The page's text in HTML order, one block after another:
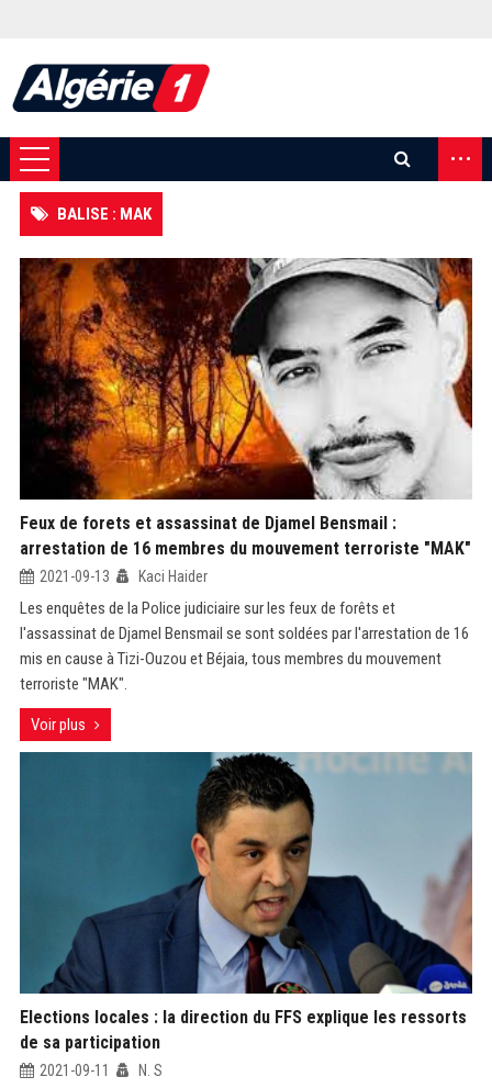
...
BALISE : MAK
Feux de forets et assassinat de Djamel Bensmail :
arrestation de 16 membres du mouvement terroriste "MAK"
2021-09-13 Kaci Haider
Les enquêtes de la Police judiciaire sur les feux de forêts et
l'assassinat de Djamel Bensmail se sont soldées par l'arrestation de 16
mis en cause à Tizi-Ouzou et Béjaia, tous membres du mouvement
terroriste "MAK".
Voir plus
Elections locales : la direction du FFS explique les ressorts
de sa participation
2021-09-11 N. S